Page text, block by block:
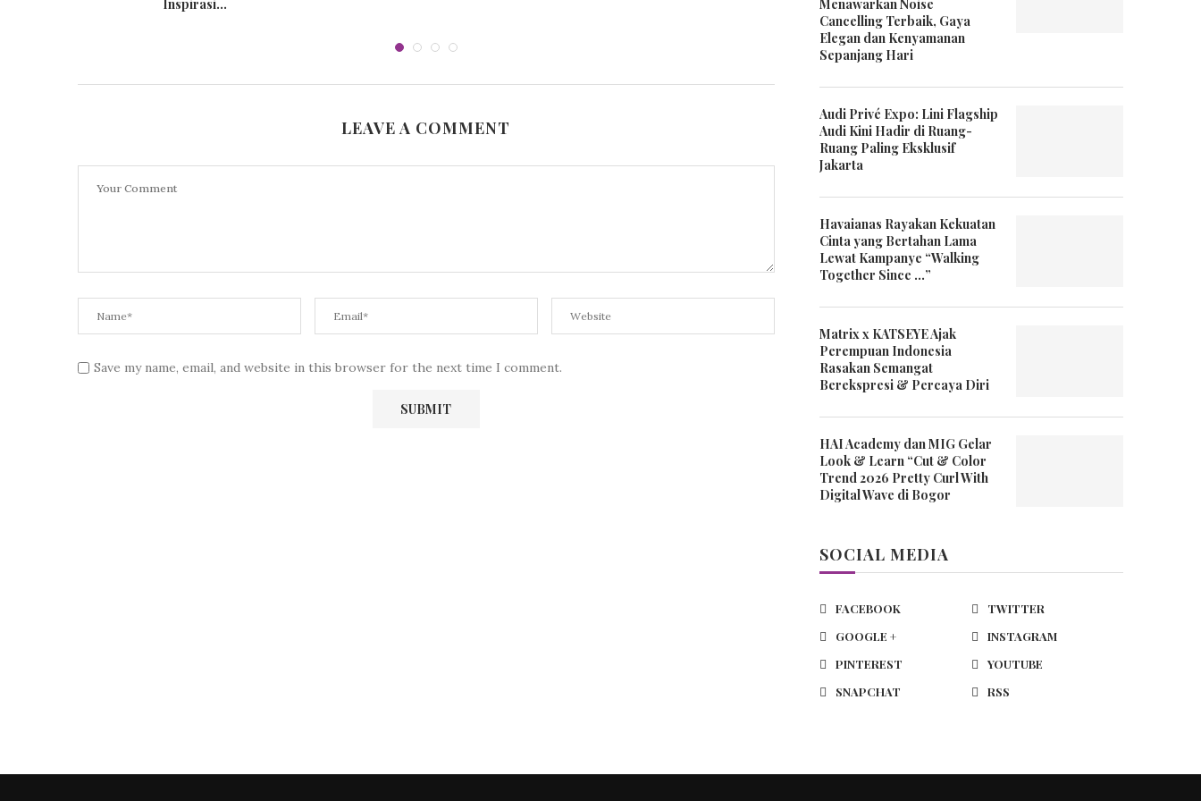
Inspirasi...
LEAVE A COMMENT
Save my name, email, and website in this browser for the next time I comment.
Menawarkan Noise
Cancelling Terbaik, Gaya
Elegan dan Kenyamanan
Sepanjang Hari
Audi Privé Expo: Lini Flagship
Audi Kini Hadir di Ruang-
Ruang Paling Eksklusif
Jakarta
Havaianas Rayakan Kekuatan
Cinta yang Bertahan Lama
Lewat Kampanye “Walking
Together Since …”
Matrix x KATSEYE Ajak
Perempuan Indonesia
Rasakan Semangat
Berekspresi & Percaya Diri
HAI Academy dan MIG Gelar
Look & Learn “Cut & Color
Trend 2026 Pretty Curl With
Digital Wave di Bogor
SOCIAL MEDIA
FACEBOOK
TWITTER
GOOGLE +
INSTAGRAM
PINTEREST
YOUTUBE
SNAPCHAT
RSS